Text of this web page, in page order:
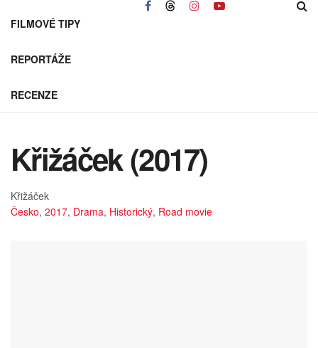
FILMOVÉ TIPY
REPORTÁŽE
RECENZE
Křižáček (2017)
Křižáček
Česko, 2017, Drama, Historický, Road movie